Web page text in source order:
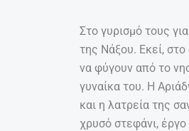
Στο γυρισμό τους
της Νάξου. Εκεί,
να φύγουν από το
γυναίκα του. Η
και η λατρεία της
χρυσό στεφάνι,